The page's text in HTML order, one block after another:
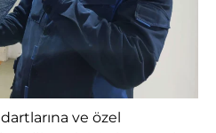
ve özel